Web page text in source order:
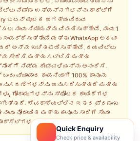
Quick Enquiry
Check price & availability
ನಿಮ್ಮ ಉತ್ಪನ್ನಗಳನ್ನು ಕಾರ್ಟ್‌ಗೆ
ಬಟನ್ ಮೂಲಕ ಅಗತ್ಯವಿರುವ
ನಾವು ನಿಮ್ಮನ್ನು ವಿನಂತಿಸುತ್ತೇವೆ. ನಾವು 1
ಮತ್ತು WhatsApp ಅಥವಾ
ಅನ್ನು ಖಚಿತಪಡಿಸುತ್ತೇವೆ. ದಯವಿಟ್ಟು
ಸೇರಿಸಿ ಮತ್ತು ಸಲ್ಲಿಸಿ ಮತ್ತು
ನಿಮ್ಮ ದೀಪಾವಳಿಯನ್ನು ಆನಂದಿಸಿ.
ವ್ಯಾಪಾರ ಕಂಪನಿಯಾಗಿ 100% ಕಾನೂನು
ಅನುಸರಿಸುತ್ತದೆ ಮತ್ತು
ಗೋದಾಮುಗಳನ್ನು ಸ್ಫೋಟಕ ಕಾಯಿದೆಗಳ
ಶಿವಕಾಶಿಯಲ್ಲಿನ ಇತರ ಪ್ರಮುಖ
ನೋಂದಾಯಿತ ಮತ್ತು ಕಾನೂನು ಸಾರಿಗೆ ಸೇವಾ
ಕಳುಹಿಸುತ್ತೇವೆ.